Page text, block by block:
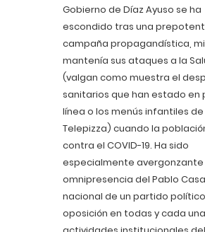
Gobierno de Díaz Ayuso se ha
escondido tras una
campaña propagandística,
mantenía sus ataques a la
(valgan como muestra el
sanitarios que han estado en
línea o los menús infantiles de
Telepizza) cuando la
contra el COVID-19. Ha sido
especialmente avergonzante
omnipresencia del Pablo
nacional de un partido
oposición en todas y cada